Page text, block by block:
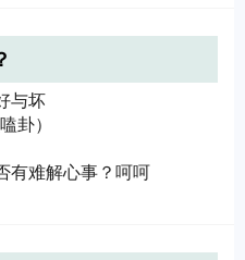
与坏
卦）
有难解心事？呵呵